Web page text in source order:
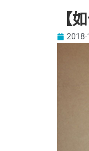
【
2018-